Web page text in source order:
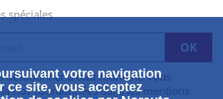
spéciales
désabonner à tout moment. Vous
nos coordonnées dans les mentions
votre navigation
ce site, vous acceptez